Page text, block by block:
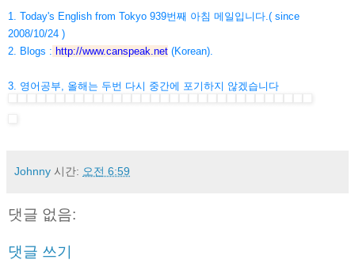
1. Today's English from Tokyo 939번째 아침 메일입니다.( since
2008/10/24 )
2. Blogs : http://www.canspeak.net (Korean).
3. 영어공부, 올해는 두번 다시 중간에 포기하지 않겠습니다
Johnny 시간: 오전 6:59
댓글 없음:
댓글 쓰기